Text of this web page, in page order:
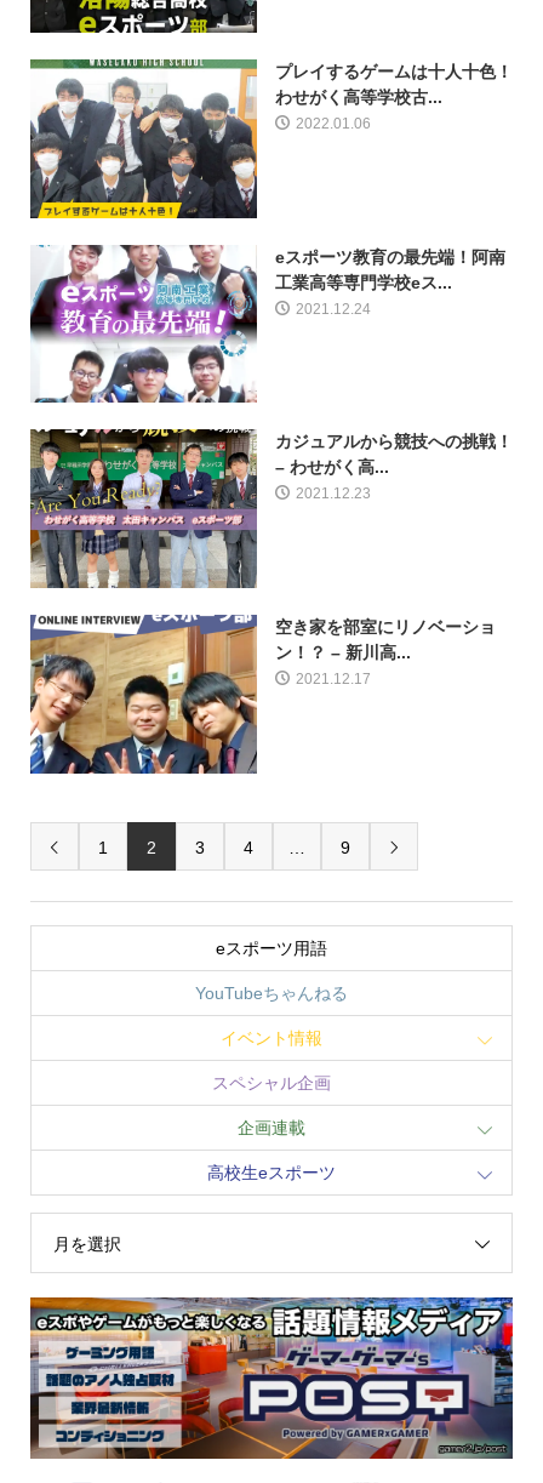
プレイするゲームは十人十色！
わせがく高等学校古...
2022.01.06
eスポーツ教育の最先端！阿南
工業高等専門学校eス...
2021.12.24
カジュアルから競技への挑戦！
– わせがく高...
2021.12.23
空き家を部室にリノベーショ
ン！？ – 新川高...
2021.12.17
 1 2 3 4 9 
eスポーツ用語
YouTubeちゃんねる
イベント情報
スペシャル企画
企画連載
高校生eスポーツ
月を選択